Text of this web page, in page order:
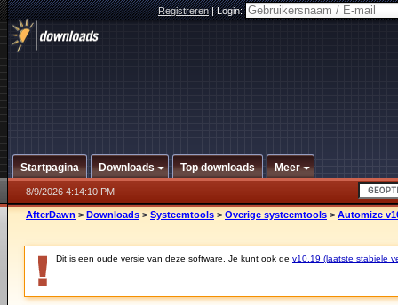
Registreren|Login:
Startpagina Downloads Top downloads Meer
8/9/2026 4:14:10 PM
AfterDawn > Downloads > Systeemtools > Overige systeemtools > Automize
Dit is een oude versie van deze software. Je kunt ook de v10.19 (laatste stabiele